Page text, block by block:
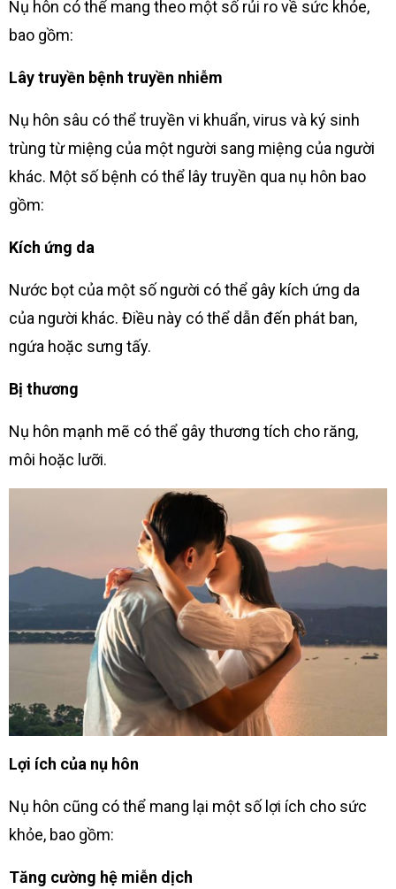
Nụ hôn có thể mang theo một số rủi ro về sức khỏe,
bao gồm:
Lây truyền bệnh truyền nhiễm
Nụ hôn sâu có thể truyền vi khuẩn, virus và ký sinh
trùng từ miệng của một người sang miệng của người
khác. Một số bệnh có thể lây truyền qua nụ hôn bao
gồm:
Kích ứng da
Nước bọt của một số người có thể gây kích ứng da
của người khác. Điều này có thể dẫn đến phát ban,
ngứa hoặc sưng tấy.
Bị thương
Nụ hôn mạnh mẽ có thể gây thương tích cho răng,
môi hoặc lưỡi.
Lợi ích của nụ hôn
Nụ hôn cũng có thể mang lại một số lợi ích cho sức
khỏe, bao gồm:
Tăng cường hệ miễn dịch